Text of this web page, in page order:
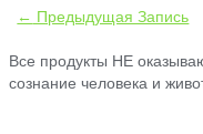
Навигация
по
записям
← Предыдущая Запись
Все продукты НЕ
сознание человека и